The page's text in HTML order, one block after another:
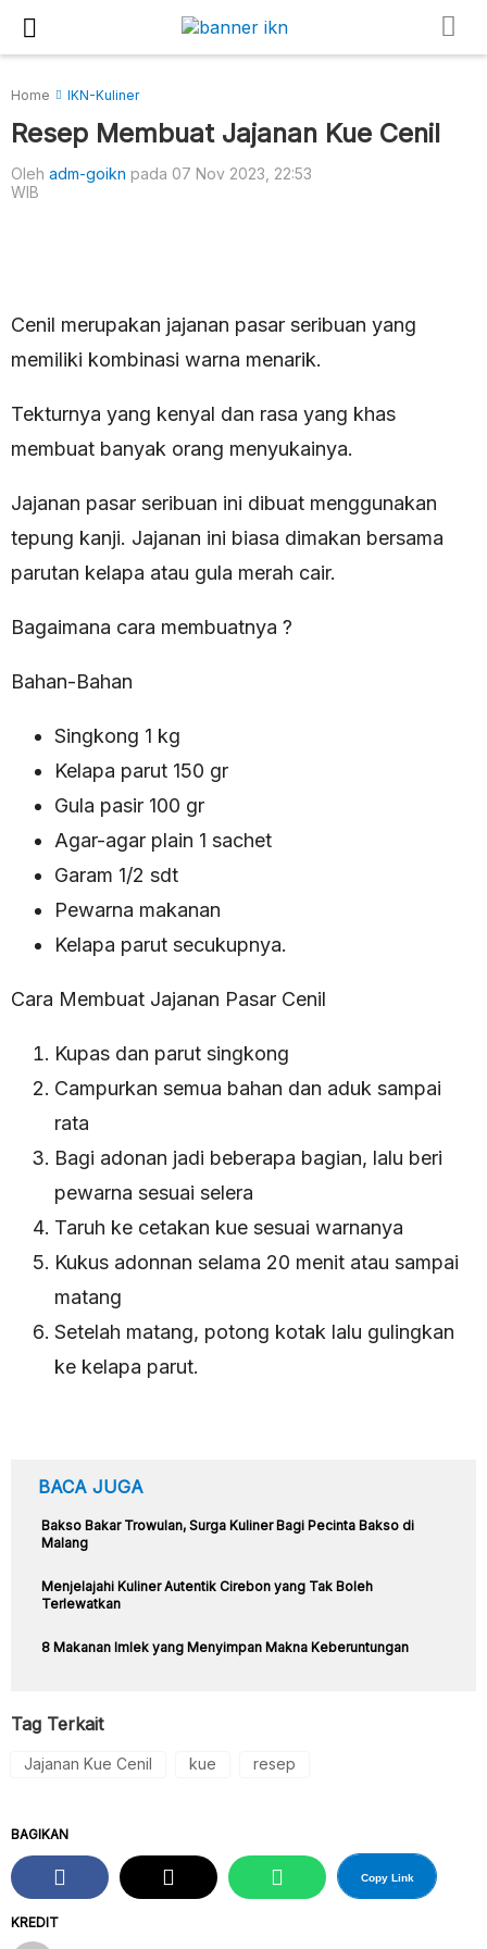
Home IKN-Kuliner
Resep Membuat Jajanan Kue Cenil
Oleh adm-goikn pada 07 Nov 2023, 22:53
WIB
Cenil merupakan jajanan pasar seribuan yang
memiliki kombinasi warna menarik.
Tekturnya yang kenyal dan rasa yang khas
membuat banyak orang menyukainya.
Jajanan pasar seribuan ini dibuat menggunakan
tepung kanji. Jajanan ini biasa dimakan bersama
parutan kelapa atau gula merah cair.
Bagaimana cara membuatnya ?
Bahan-Bahan
Singkong 1 kg
Kelapa parut 150 gr
Gula pasir 100 gr
Agar-agar plain 1 sachet
Garam 1/2 sdt
Pewarna makanan
Kelapa parut secukupnya.
Cara Membuat Jajanan Pasar Cenil
Kupas dan parut singkong
Campurkan semua bahan dan aduk sampai
rata
Bagi adonan jadi beberapa bagian, lalu beri
pewarna sesuai selera
Taruh ke cetakan kue sesuai warnanya
Kukus adonnan selama 20 menit atau sampai
matang
Setelah matang, potong kotak lalu gulingkan
ke kelapa parut.
BACA JUGA
Bakso Bakar Trowulan, Surga Kuliner Bagi Pecinta Bakso di
Malang
Menjelajahi Kuliner Autentik Cirebon yang Tak Boleh
Terlewatkan
8 Makanan Imlek yang Menyimpan Makna Keberuntungan
Tag Terkait
Jajanan Kue Cenil kue resep
KREDIT
BAGIKAN
Copy Link